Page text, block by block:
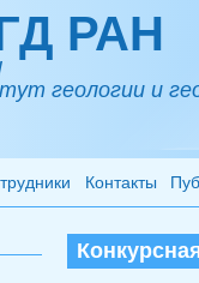
РАН
геологии и
Контакты